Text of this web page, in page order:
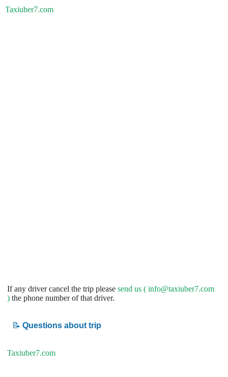
Taxiuber7.com
If any driver cancel the trip please send us ( info@taxiuber7.com
) the phone number of that driver.
📝 Questions about trip
Taxiuber7.com